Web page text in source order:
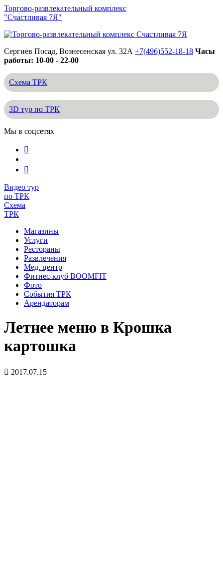
Торгово-развлекательный комплекс
"Счастливая 7Я"
Сергиев Посад, Вознесенская ул. 32А +7(496)552-18-18 Часы
работы: 10-00 - 22-00
Схема ТРК
3D тур по ТРК
Мы в соцсетях
Видео тур
по ТРК
Схема
ТРК
Магазины
Услуги
Рестораны
Развлечения
Мед. центр
Фитнес-клуб BOOMFIT
Фото
События ТРК
Арендаторам
Летнее меню в Крошка
картошка
2017.07.15